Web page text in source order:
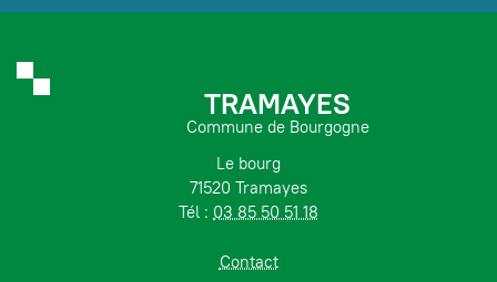
TRAMAYES
Commune de Bourgogne
Le bourg
71520 Tramayes
Tél : 03 85 50 51 18
Contact